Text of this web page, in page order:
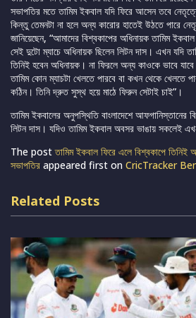
সভাপতির মতে তামিম ইকবাল যদি ফিরে আসেন তবে
কিন্তু তেমনটা না হলে অন্য কারোর হাতেই উঠতে পারে
জানিয়েছেন, “আমাদের বিশ্বকাপের অধিনায়ক তামিম
সেই দুটো ম্যাচে অধিনায়ক ছিলেন লিটন দাস। এখন যদি
তিনিই হবেন অধিনায়ক। না ফিরলে অন্য কাওকে ভাবে
তামিম কোন ম্যাচটা খেলতে পারবে বা কখন থেকে খেলতে
কঠিন। তিনি দ্রুত সুস্থ হয়ে মাঠে ফিরুন সেটাই চাই”।
তামিম ইকবালের অনুপস্থিতি বাংলাদেশে আফগানিস্তানের
লিটন দাস। যদিও তামিম ইকবাল অবসর ভাঙায় সকলেই
The postতামিম ইকবাল ফিরে এলে বিশ্বকাপে তিনিই
সভাপতির appeared first on CricTracker
Related Posts